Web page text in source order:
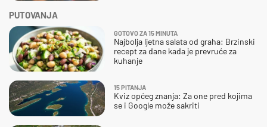
PUTOVANJA
GOTOVO ZA 15 MINUTA
Najbolja ljetna salata od graha: Brzinski
recept za dane kada je prevruće za
kuhanje
15 PITANJA
Kviz općeg znanja: Za one pred kojima
se i Google može sakriti